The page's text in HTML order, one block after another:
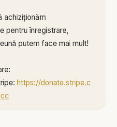
achiziționăm
pentru înregistrare,
putem face mai mult!
https://donate.stripe.c